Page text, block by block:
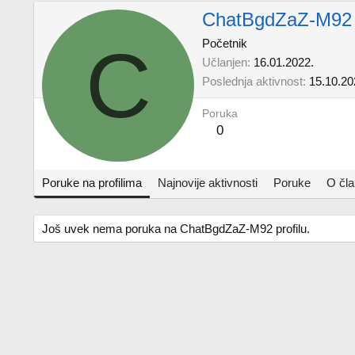
C
ChatBgdZaZ-M92
Početnik
Učlanjen 16.01.2022.
Poslednja aktivnost
Poruka
0
Poruke na profilima Najnovije aktivnosti Poruke O
Još uvek nema poruka na ChatBgdZaZ-M92 profilu.